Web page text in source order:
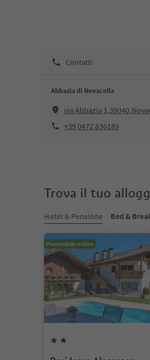
Contatti
Abbazia di Novacella
via Abbazia
+39 0472 836189
Trova il tuo
Hotel & Pensione Bed &
Prenotabile online